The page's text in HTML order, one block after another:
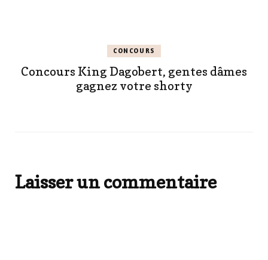
CONCOURS
Concours King Dagobert, gentes dâmes
gagnez votre shorty
Laisser un commentaire